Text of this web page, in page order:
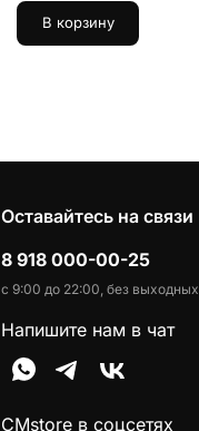
В корзину
Оставайтесь на связи
8 918 000-00-25
с 9:00 до 22:00, без выходных
Напишите нам в чат
CMstore в соцсетях